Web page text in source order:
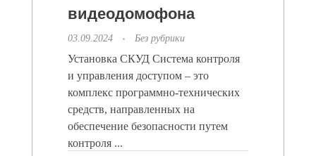
видеодомофона
03.09.2024 Без рубрики
Установка СКУД Система контроля
и управления доступом – это
комплекс программно-технических
средств, направленных на
обеспечение безопасности путем
контроля ...